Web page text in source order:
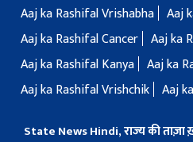
Aaj ka Rashifal Vrishabha Aaj
Aaj ka Rashifal Cancer Aaj ka
Aaj ka Rashifal Kanya Aaj ka
Aaj ka Rashifal Vrishchik Aaj
State News Hindi, राज्य की ताज़ा